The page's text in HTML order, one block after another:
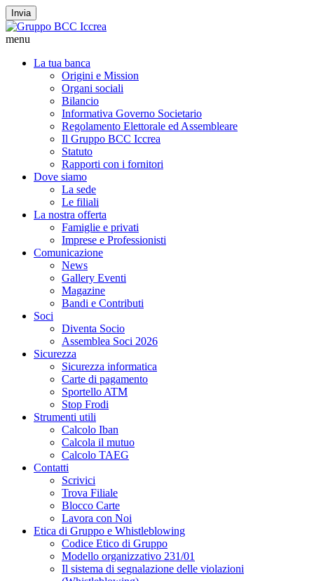
Invia
menu
La tua banca
Origini e Mission
Organi sociali
Bilancio
Informativa Governo Societario
Regolamento Elettorale ed Assembleare
Il Gruppo BCC Iccrea
Statuto
Rapporti con i fornitori
Dove siamo
La sede
Le filiali
La nostra offerta
Famiglie e privati
Imprese e Professionisti
Comunicazione
News
Gallery Eventi
Magazine
Bandi e Contributi
Soci
Diventa Socio
Assemblea Soci 2026
Sicurezza
Sicurezza informatica
Carte di pagamento
Sportello ATM
Stop Frodi
Strumenti utili
Calcolo Iban
Calcola il mutuo
Calcolo TAEG
Contatti
Scrivici
Trova Filiale
Blocco Carte
Lavora con Noi
Etica di Gruppo e Whistleblowing
Codice Etico di Gruppo
Modello organizzativo 231/01
Il sistema di segnalazione delle violazioni